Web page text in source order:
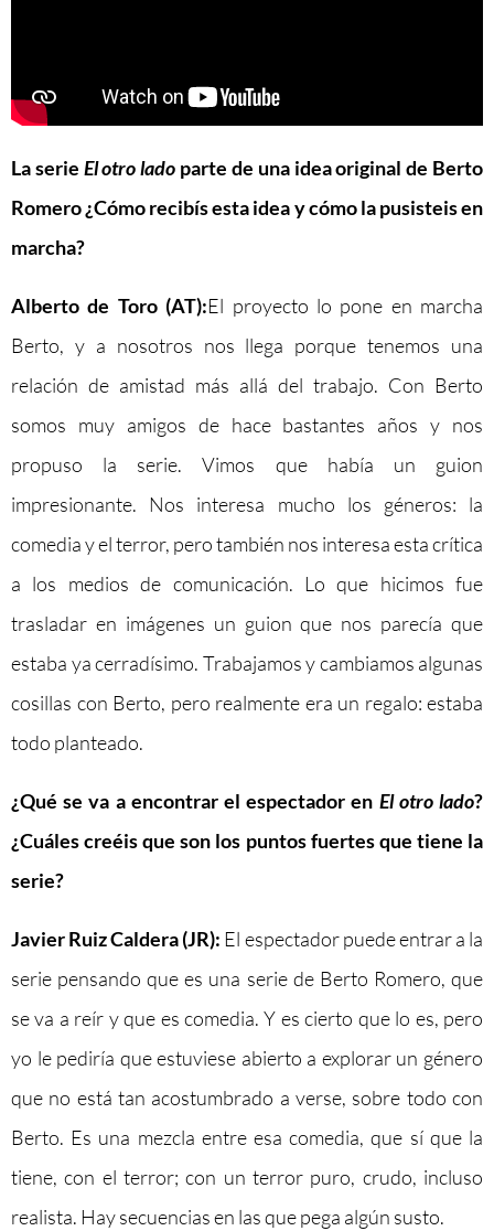
La serie El otro lado parte de una idea original de Berto
Romero ¿Cómo recibís esta idea y cómo la pusisteis en
marcha?
Alberto de Toro (AT):El proyecto lo pone en marcha
Berto, y a nosotros nos llega porque tenemos una
relación de amistad más allá del trabajo. Con Berto
somos muy amigos de hace bastantes años y nos
propuso la serie. Vimos que había un guion
impresionante. Nos interesa mucho los géneros: la
comedia y el terror, pero también nos interesa esta crítica
a los medios de comunicación. Lo que hicimos fue
trasladar en imágenes un guion que nos parecía que
estaba ya cerradísimo. Trabajamos y cambiamos algunas
cosillas con Berto, pero realmente era un regalo: estaba
todo planteado.
¿Qué se va a encontrar el espectador en El otro lado?
¿Cuáles creéis que son los puntos fuertes que tiene la
serie?
Javier Ruiz Caldera (JR): El espectador puede entrar a la
serie pensando que es una serie de Berto Romero, que
se va a reír y que es comedia. Y es cierto que lo es, pero
yo le pediría que estuviese abierto a explorar un género
que no está tan acostumbrado a verse, sobre todo con
Berto. Es una mezcla entre esa comedia, que sí que la
tiene, con el terror; con un terror puro, crudo, incluso
realista. Hay secuencias en las que pega algún susto.